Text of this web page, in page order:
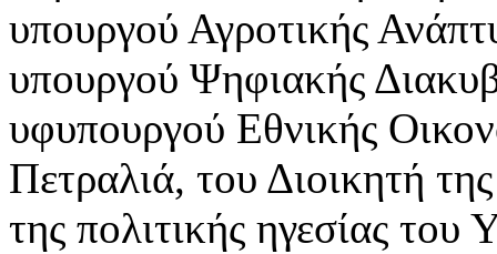
υπουργού Αγροτικής
υπουργού Ψηφιακής
υφυπουργού Εθνικής
Πετραλιά, του Διοικητή
της πολιτικής ηγεσίας